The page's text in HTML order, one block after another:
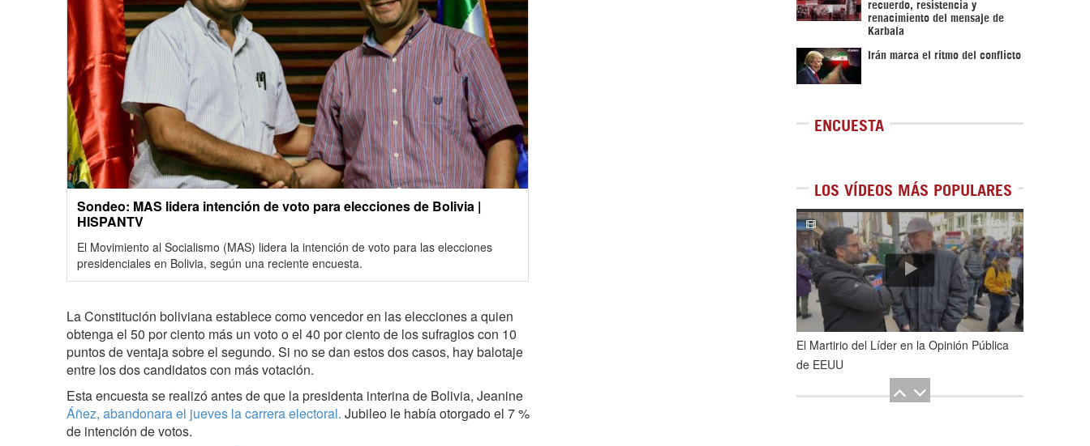
Sondeo: MAS lidera intención de voto para elecciones de Bolivia |
HISPANTV
El Movimiento al Socialismo (MAS) lidera la intención de voto para las elecciones
presidenciales en Bolivia, según una reciente encuesta.
La Constitución boliviana establece como vencedor en las elecciones a quien
obtenga el 50 por ciento más un voto o el 40 por ciento de los sufragios con 10
puntos de ventaja sobre el segundo. Si no se dan estos dos casos, hay balotaje
entre los dos candidatos con más votación.
Esta encuesta se realizó antes de que la presidenta interina de Bolivia, Jeanine
Áñez, abandonara el jueves la carrera electoral. Jubileo le había otorgado el 7 %
de intención de votos.
recuerdo, resistencia y
renacimiento del mensaje de
Karbala
Irán marca el ritmo del conflicto
ENCUESTA
LOS VÍDEOS MÁS POPULARES
1de5
El Martirio del Líder en la Opinión Pública
de EEUU